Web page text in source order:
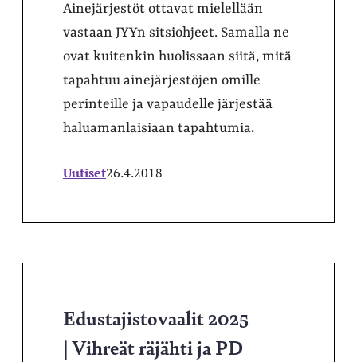
Ainejärjestöt ottavat mielellään
vastaan JYYn sitsiohjeet. Samalla ne
ovat kuitenkin huolissaan siitä, mitä
tapahtuu ainejärjestöjen omille
perinteille ja vapaudelle järjestää
haluamanlaisiaan tapahtumia.
Uutiset26.4.2018
Edustajistovaalit 2025
| Vihreät räjähti ja PD